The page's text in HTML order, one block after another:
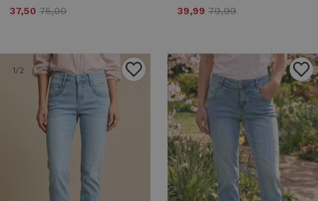
37,50 75,00
39,99 79,99
1/2 1/2